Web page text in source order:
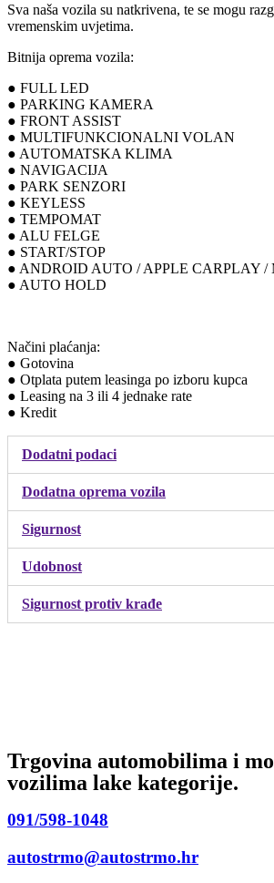
Sva naša vozila su natkrivena, te se mogu
vremenskim uvjetima.
Bitnija oprema vozila:
● FULL LED
● PARKING KAMERA
● FRONT ASSIST
● MULTIFUNKCIONALNI VOLAN
● AUTOMATSKA KLIMA
● NAVIGACIJA
● PARK SENZORI
● KEYLESS
● TEMPOMAT
● ALU FELGE
● START/STOP
● ANDROID AUTO / APPLE CARPLAY /
● AUTO HOLD
Načini plaćanja:
● Gotovina
● Otplata putem leasinga po izboru kupca
● Leasing na 3 ili 4 jednake rate
● Kredit
Dodatni podaci
Dodatna oprema vozila
Sigurnost
Udobnost
Sigurnost protiv krađe
Trgovina automobilima i
vozilima lake kategorije.
091/598-1048
autostrmo@autostrmo.hr